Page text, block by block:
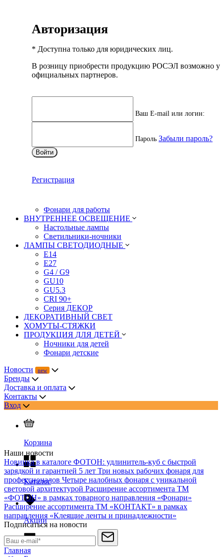
Индикаторная отвертка
Желтая
Зеленая
Красная
УДЛИНИТЕЛИ И СЕТЕВЫЕ ФИЛЬТРЫ
РАЗВЕТВИТЕЛИ СЕТЕВЫЕ
ФОНАРИ
Кемпинговые
Фонари для работы
ВНУТРЕННЕЕ ОСВЕЩЕНИЕ
Настольные лампы
Светильники-ночники
ЛАМПЫ СВЕТОДИОДНЫЕ
E14
E27
G4 / G9
GU10
GU5.3
CRI 90+
Серия ДЕКОР
ДЕКОРАТИВНЫЙ СВЕТ
ХОМУТЫ-СТЯЖКИ
ПРОДУКЦИЯ ДЛЯ ДЕТЕЙ
Ночники для детей
Фонари детские
Новости
Бренды
Доставка и оплата
Контакты
Вход
Корзина
Каталог
Акции
Наши новости
Новинка в каталоге ФОТОН: удлинитель-куб с быстрой
зарядкой и гарантией 5 лет Три новых рабочих фонаря для
профессионалов Четыре налобных фонаря с уникальной
световой архитектурой Расширение ассортимента ТМ
«ФОТОН» в рамках товарного направления «Фонари»
Расширение ассортимента ТМ «КОНТАКТ» в рамках
направления «Клеящие ленты и принадлежности»
Подписаться на новости
Главная
Авторизация
* Доступна только для юридических лиц.
В розницу приобрести продукцию РОСЭЛ возможно у
официальных партнеров.
Ваш E-mail или логин:
Пароль Забыли пароль?
Войти
Регистрация